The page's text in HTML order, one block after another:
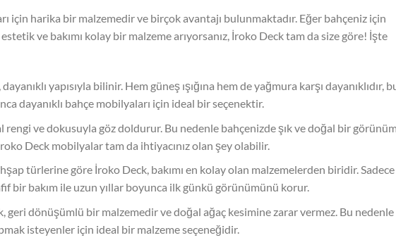
için harika bir malzemedir ve birçok avantajı bulunmaktadır. Eğer bahçeniz için
ve bakımı kolay bir malzeme arıyorsanız, İroko Deck tam da size göre! İşte
yapısıyla bilinir. Hem güneş ışığına hem de yağmura karşı dayanıklıdır,
dayanıklı bahçe mobilyaları için ideal bir seçenektir.
rengi ve dokusuyla göz doldurur. Bu nedenle bahçenizde şık ve doğal bir görünüm
Deck mobilyalar tam da ihtiyacınız olan şey olabilir.
türlerine göre İroko Deck, bakımı en kolay olan malzemelerden biridir. Sadece
bir bakım ile uzun yıllar boyunca ilk günkü görünümünü korur.
geri dönüşümlü bir malzemedir ve doğal ağaç kesimine zarar vermez. Bu nedenle
isteyenler için ideal bir malzeme seçeneğidir.